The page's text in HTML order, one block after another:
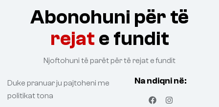
Abonohuni për të
rejat e fundit
Njoftohuni të parët për të rejat e fundit
Duke pranuar ju pajtoheni me
politikat tona
Na ndiqni në: